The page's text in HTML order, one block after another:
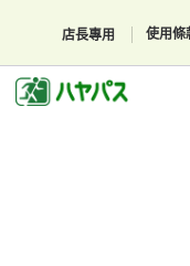
店長專用 使用條